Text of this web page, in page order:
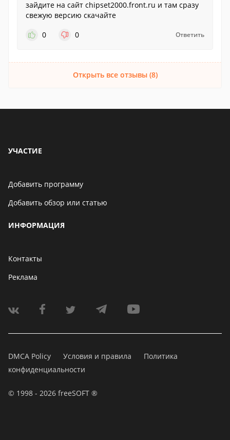
зайдите на сайт chipset2000.front.ru и там сразу
свежую версию скачайте
0
0 Ответить
Открыть все отзывы (8)
УЧАСТИЕ
Добавить программу
Добавить обзор или статью
ИНФОРМАЦИЯ
Контакты
Реклама
DMCA Policy Условия и правила
Политика
конфиденциальности
© 1998 - 2026 freeSOFT ®